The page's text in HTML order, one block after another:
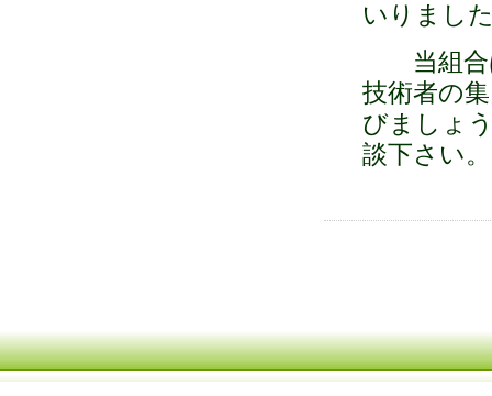
いりまし
当組合
技術者の
びましょ
談下さい。